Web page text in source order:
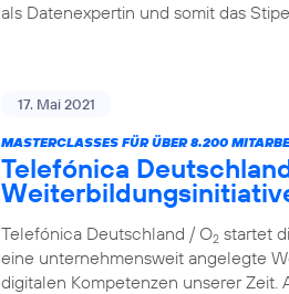
als Datenexpertin und somit das
17. Mai 2021
MASTERCLASSES FÜR ÜBER 8.200
Telefónica
Telefónica Deutschland / O2 startet
eine unternehmensweit angelegte
digitalen Kompetenzen unserer